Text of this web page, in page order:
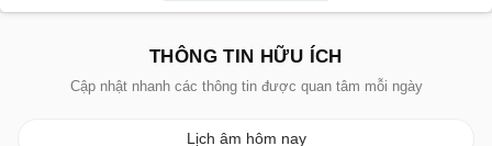
THÔNG TIN HỮU ÍCH
Cập nhật nhanh các thông tin được quan tâm mỗi ngày
Lịch âm hôm nay